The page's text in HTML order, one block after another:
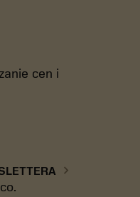
cen i
chevron_right